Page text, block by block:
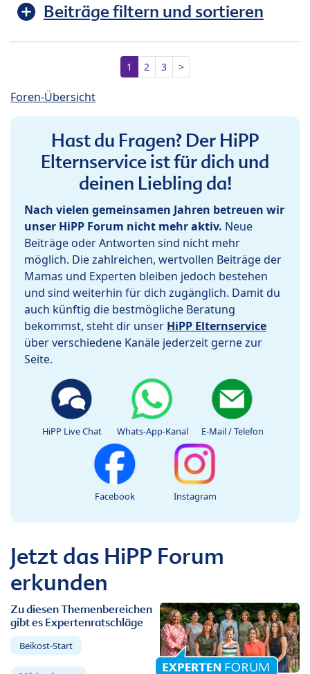
Beiträge filtern und sortieren
1 2 3 >
Foren-Übersicht
Hast du Fragen? Der HiPP
Elternservice ist für dich und
deinen Liebling da!
Nach vielen gemeinsamen Jahren betreuen wir
unser HiPP Forum nicht mehr aktiv. Neue
Beiträge oder Antworten sind nicht mehr
möglich. Die zahlreichen, wertvollen Beiträge der
Mamas und Experten bleiben jedoch bestehen
und sind weiterhin für dich zugänglich. Damit du
auch künftig die bestmögliche Beratung
bekommst, steht dir unser HiPP Elternservice
über verschiedene Kanäle jederzeit gerne zur
Seite.
HiPP Live Chat Whats-App-Kanal E-Mail / Telefon
Facebook Instagram
Jetzt das HiPP Forum
erkunden
Zu diesen Themenbereichen
gibt es Expertenratschläge
Beikost-Start